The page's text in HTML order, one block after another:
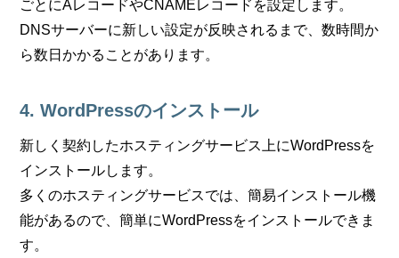
ごとにAレコードやCNAMEレコードを設定します。
DNSサーバーに新しい設定が反映されるまで、数時間か
ら数日かかることがあります。
4. WordPressのインストール
新しく契約したホスティングサービス上にWordPressを
インストールします。
多くのホスティングサービスでは、簡易インストール機
能があるので、簡単にWordPressをインストールできま
す。